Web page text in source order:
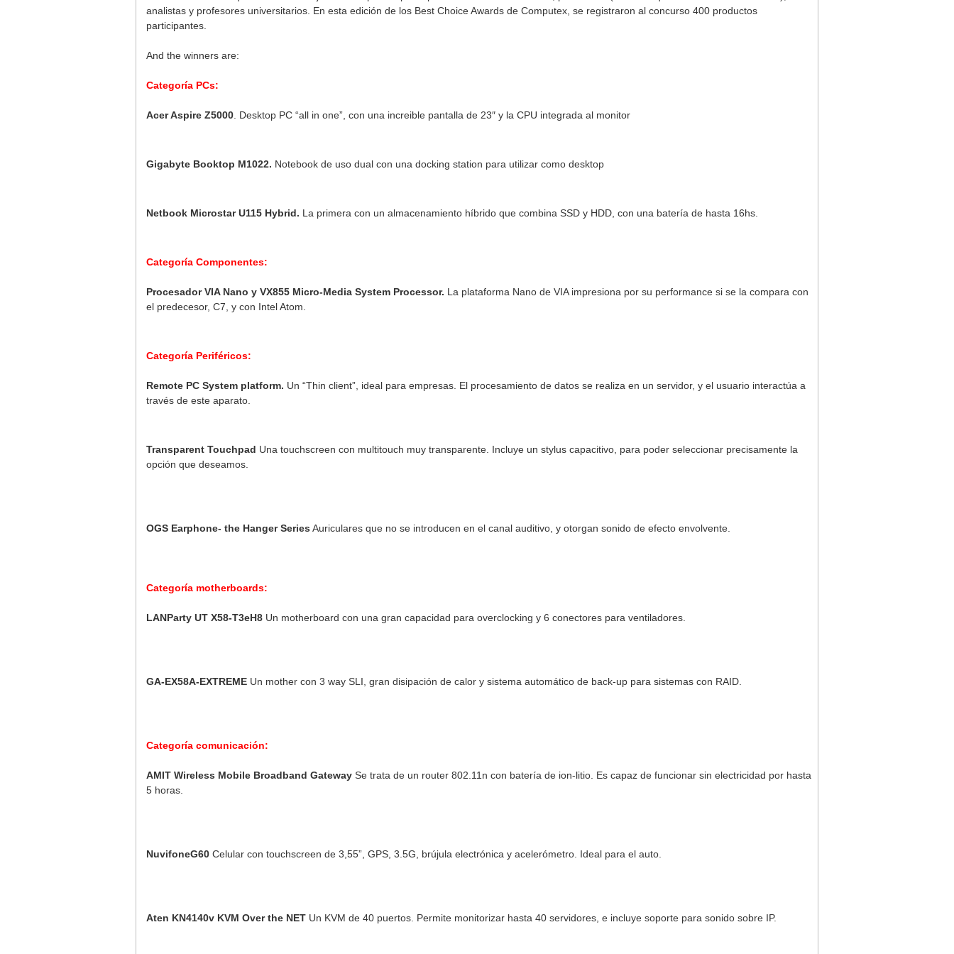
analistas y profesores universitarios. En esta edición de los Best Choice Awards de Computex, se registraron al concurso 400 productos
participantes.
And the winners are:
Categoría PCs:
Acer Aspire Z5000 . Desktop PC “all in one”, con una increible pantalla de 23″ y la CPU integrada al monitor
Gigabyte Booktop M1022. Notebook de uso dual con una docking station para utilizar como desktop
Netbook Microstar U115 Hybrid. La primera con un almacenamiento híbrido que combina SSD y HDD, con una batería de hasta 16hs.
Categoría Componentes:
Procesador VIA Nano y VX855 Micro-Media System Processor. La plataforma Nano de VIA impresiona por su performance si se la compara con
el predecesor, C7, y con Intel Atom.
Categoría Periféricos:
Remote PC System platform. Un “Thin client”, ideal para empresas. El procesamiento de datos se realiza en un servidor, y el usuario interactúa a
través de este aparato.
Transparent Touchpad Una touchscreen con multitouch muy transparente. Incluye un stylus capacitivo, para poder seleccionar precisamente la
opción que deseamos.
OGS Earphone- the Hanger Series Auriculares que no se introducen en el canal auditivo, y otorgan sonido de efecto envolvente.
Categoría motherboards:
LANParty UT X58-T3eH8 Un motherboard con una gran capacidad para overclocking y 6 conectores para ventiladores.
GA-EX58A-EXTREME Un mother con 3 way SLI, gran disipación de calor y sistema automático de back-up para sistemas con RAID.
Categoría comunicación:
AMIT Wireless Mobile Broadband Gateway Se trata de un router 802.11n con batería de ion-litio. Es capaz de funcionar sin electricidad por hasta
5 horas.
NuvifoneG60 Celular con touchscreen de 3,55”, GPS, 3.5G, brújula electrónica y acelerómetro. Ideal para el auto.
Aten KN4140v KVM Over the NET Un KVM de 40 puertos. Permite monitorizar hasta 40 servidores, e incluye soporte para sonido sobre IP.